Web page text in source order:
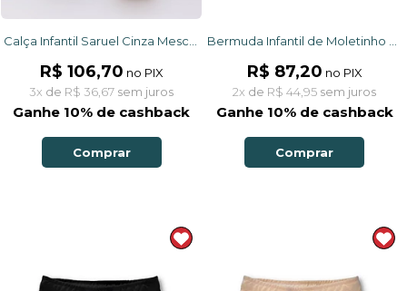
Calça Infantil Saruel Cinza Mescla com ajuste na cintura, bolso frontal em moletinho
R$ 106,70 no PIX
3x de R$ 36,67 sem juros
Ganhe 10% de cashback
Comprar
Bermuda Infantil de Moletinho com Bolso e Ajuste na Cintura Verde
R$ 87,20 no PIX
2x de R$ 44,95 sem juros
Ganhe 10% de cashback
Comprar